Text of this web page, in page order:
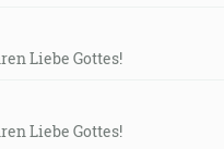
Liebe Gottes!
Liebe Gottes!